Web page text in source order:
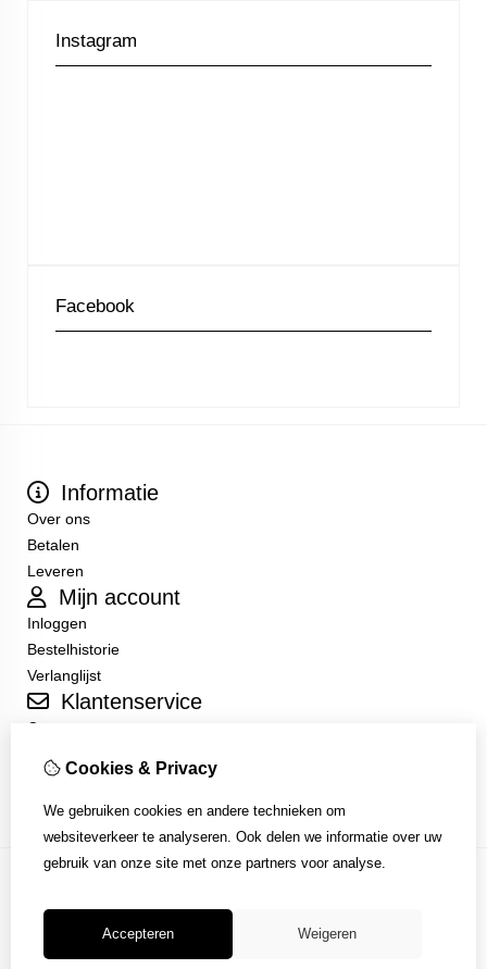
Instagram
Facebook
Informatie
Over ons
Betalen
Leveren
Mijn account
Inloggen
Bestelhistorie
Verlanglijst
Klantenservice
Contact
Algemene Voorwaarden
Cookies & Privacy
We gebruiken cookies en andere technieken om
websiteverkeer te analyseren. Ook delen we informatie over uw
gebruik van onze site met onze partners voor analyse.
Accepteren Weigeren